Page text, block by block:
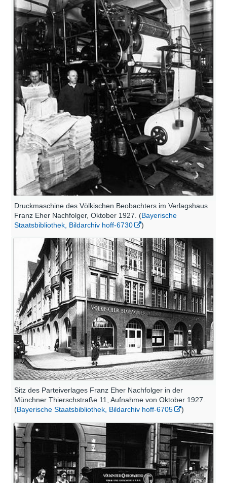
Druckmaschine des Völkischen Beobachters im Verlagshaus
Franz Eher Nachfolger, Oktober 1927. (Bayerische
Staatsbibliothek, Bildarchiv hoff-6730
)
Sitz des Parteiverlages Franz Eher Nachfolger in der
Münchner Thierschstraße 11, Aufnahme von Oktober 1927.
(Bayerische Staatsbibliothek, Bildarchiv hoff-6705 )